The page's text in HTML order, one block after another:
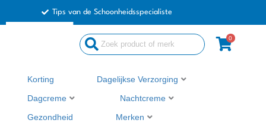
Tips van de Schoonheidsspecialiste
Search
...
0
Korting Dagelijkse Verzorging
Dagcreme Nachtcreme
Gezondheid Merken